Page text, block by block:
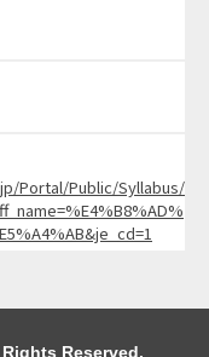
Portal/Public/Syllabus/
Reserved.